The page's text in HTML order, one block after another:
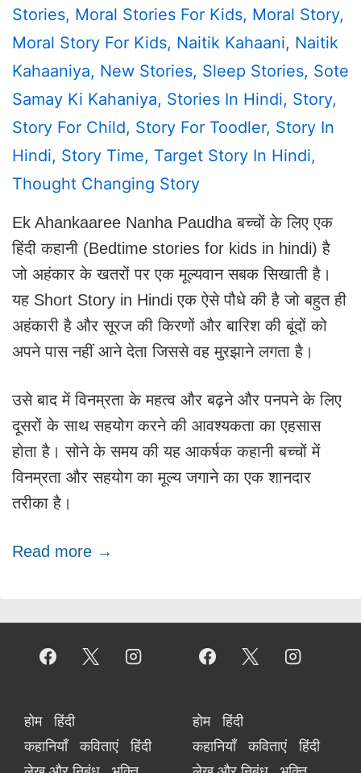
Stories, Moral Stories For Kids, Moral Story,
Moral Story For Kids, Naitik Kahaani, Naitik
Kahaaniya, New Stories, Sleep Stories, Sote
Samay Ki Kahaniya, Stories In Hindi, Story,
Story For Child, Story For Toodler, Story In
Hindi, Story Time, Target Story In Hindi,
Thought Changing Story
Ek Ahankaaree Nanha Paudha बच्चों के लिए एक
हिंदी कहानी (Bedtime stories for kids in hindi) है
जो अहंकार के खतरों पर एक मूल्यवान सबक सिखाती है।
यह Short Story in Hindi एक ऐसे पौधे की है जो बहुत ही
अहंकारी है और सूरज की किरणों और बारिश की बूंदों को
अपने पास नहीं आने देता जिससे वह मुरझाने लगता है।
उसे बाद में विनम्रता के महत्व और बढ़ने और पनपने के लिए
दूसरों के साथ सहयोग करने की आवश्यकता का एहसास
होता है। सोने के समय की यह आकर्षक कहानी बच्चों में
विनम्रता और सहयोग का मूल्य जगाने का एक शानदार
तरीका है।
Read more →
Footer
Menu
होम
हिंदी
कहानियाँ
कविताएं
हिंदी
Footer
Menu
होम
हिंदी
कहानियाँ
कविताएं
हिंदी